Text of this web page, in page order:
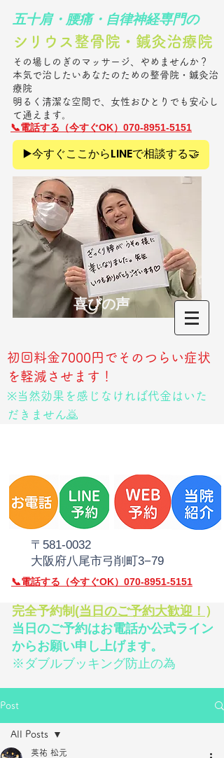
​五十肩・腰痛・自律神経専門の
シリウス整骨院・鍼灸治療院​
その場しのぎのマッサージ、やめませんか？
本気で治したいあなたのための整骨院・鍼灸治
療院
明るく清潔な空間で、女性おひとりでも安心し
て通えます。
​📞電話する（今すぐOK）070-8951-5151
▶️今すぐここからLINEで相談する🤝
​喜びの声
初回料金7000円でそのつらい症状
を軽減させます！
※当然効果を感じなければ代金はいた
だきません🙇
​〒581‐0032
大阪府八尾市弓削町3−79
​📞電話する（今すぐOK）070-8951-5151
​完全予約制(当日のご予約大歓迎！ ）
当日のご予約はお電話か公式ライン
からお願い申し上げます。
※ダブルブッキング防止の為
Post
All Posts
英祐 松元